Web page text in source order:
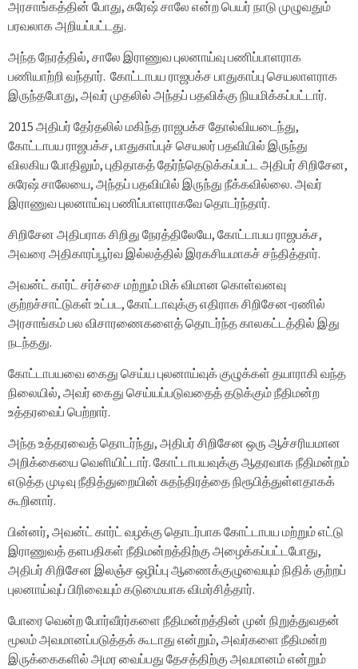
அரசாங்கத்தின் போது, ​​சுரேஷ் சாலே என்ற பெயர் நாடு முழுவதும்
பரவலாக அறியப்பட்டது.
அந்த நேரத்தில், சாலே இராணுவ புலனாய்வு பணிப்பாளராக
பணியாற்றி வந்தார். கோட்டாபய ராஜபக்ச பாதுகாப்பு செயலாளராக
இருந்தபோது, அவர் முதலில் அந்தப் பதவிக்கு நியமிக்கப்பட்டார்.
2015 அதிபர் தேர்தலில் மகிந்த ராஜபக்ச தோல்வியடைந்து,
கோட்டாபய ராஜபக்ச, பாதுகாப்புச் செயலர் பதவியில் இருந்து
விலகிய போதிலும், புதிதாகத் தேர்ந்தெடுக்கப்பட்ட அதிபர் சிறிசேன,
சுரேஷ் சாலேயை, அந்தப் பதவியில் இருந்து நீக்கவில்லை. அவர்
இராணுவ புலனாய்வு பணிப்பாளராகவே தொடர்ந்தார்.
சிறிசேன அதிபராக சிறிது நேரத்திலேயே, கோட்டாபய ராஜபக்ச,
அவரை அதிகாரப்பூர்வ இல்லத்தில் இரகசியமாகச் சந்தித்தார்.
அவன்ட் கார்ட் சர்ச்சை மற்றும் மிக் விமான கொள்வனவு
குற்றச்சாட்டுகள் உட்பட, கோட்டாவுக்கு எதிராக சிறிசேன-ரணில்
அரசாங்கம் பல விசாரணைகளைத் தொடர்ந்த காலகட்டத்தில் இது
நடந்தது.
கோட்டாபயவை கைது செய்ய புலனாய்வுக் குழுக்கள் தயாராகி வந்த
நிலையில், அவர் கைது செய்யப்படுவதைத் தடுக்கும் நீதிமன்ற
உத்தரவைப் பெற்றார்.
அந்த உத்தரவைத் தொடர்ந்து, அதிபர் சிறிசேன ஒரு ஆச்சரியமான
அறிக்கையை வெளியிட்டார். கோட்டாபயவுக்கு ஆதரவாக நீதிமன்றம்
எடுத்த முடிவு நீதித்துறையின் சுதந்திரத்தை நிரூபித்துள்ளதாகக்
கூறினார்.
பின்னர், அவன்ட் கார்ட் வழக்கு தொடர்பாக கோட்டாபய மற்றும் எட்டு
இராணுவத் தளபதிகள் நீதிமன்றத்திற்கு அழைக்கப்பட்டபோது, ​​
அதிபர் சிறிசேன இலஞ்ச ஒழிப்பு ஆணைக்குழுவையும் நிதிக் குற்றப்
புலனாய்வுப் பிரிவையும் கடுமையாக விமர்சித்தார்.
போரை வென்ற போர்வீரர்களை நீதிமன்றத்தின் முன் நிறுத்துவதன்
மூலம் அவமானப்படுத்தக் கூடாது என்றும், அவர்களை நீதிமன்ற
இருக்கைகளில் அமர வைப்பது தேசத்திற்கு அவமானம் என்றும்